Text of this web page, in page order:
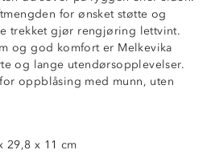
for ønsket støtte og
trekket gjør rengjøring lettvint.
og god komfort er Melkevika
og lange utendørsopplevelser.
oppblåsing med munn, uten
29,8 x 11 cm